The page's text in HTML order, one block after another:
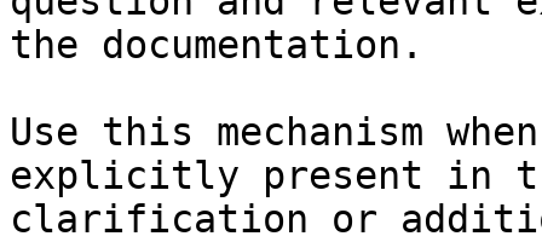
the documentation.
Use this mechanism
explicitly present in
clarification or